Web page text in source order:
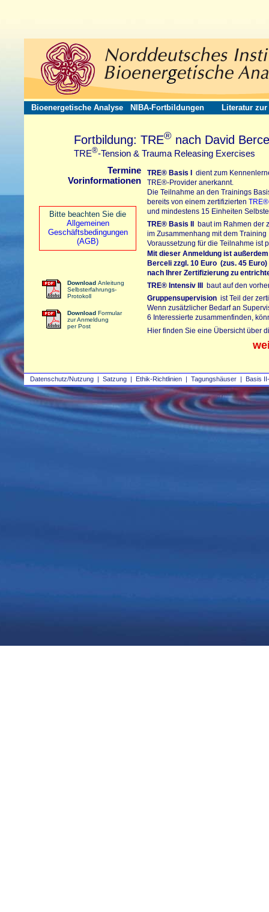
Datenschutz/Nutzung | Satzung | Ethik-Richtlinien | Tagungshäuser | Basis
Bioenergetische Analyse NIBA-Fortbildungen Literatur zur
Fortbildung: TRE® nach David
TRE®-Tension & Trauma Releasing Exercises
Bitte beachten Sie die
Allgemeinen
Geschäftsbedingungen
(AGB)
Termine
Vorinformationen
Download Anleitung
Selbsterfahrungs-
Protokoll
Download Formular
zur Anmeldung
per Post
TRE® Basis I dient zum
TRE®-Provider anerkannt.
Die Teilnahme an den Trainings
bereits von einem zertifizierten
und mindestens 15 Einheiten
TRE® Basis II baut im Rahmen der
im Zusammenhang mit dem
Voraussetzung für die Teilnahme ist
Mit dieser Anmeldung ist
Berceli zzgl. 10 Euro (zus. 45
nach Ihrer Zertifizierung zu
TRE® Intensiv III baut auf den
Gruppensupervision ist Teil der
Wenn zusätzlicher Bedarf an
6 Interessierte zusammenfinden,
Hier finden Sie eine Übersicht über